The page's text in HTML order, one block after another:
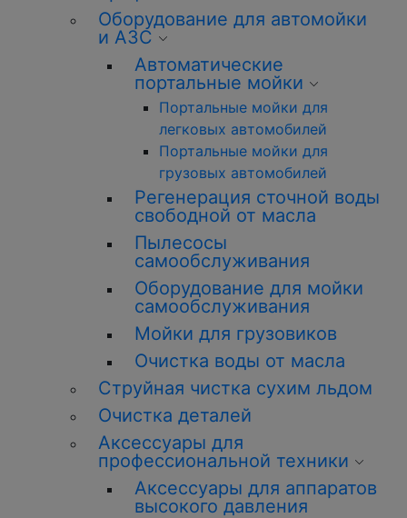
Оборудование для автомойки
и АЗС
Автоматические
портальные мойки
Портальные мойки для
легковых автомобилей
Портальные мойки для
грузовых автомобилей
Регенерация сточной воды
свободной от масла
Пылесосы
самообслуживания
Оборудование для мойки
самообслуживания
Мойки для грузовиков
Очистка воды от масла
Струйная чистка сухим льдом
Очистка деталей
Аксессуары для
профессиональной техники
Аксессуары для аппаратов
высокого давления